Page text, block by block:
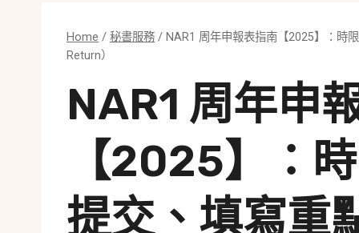
Home / 秘書服務 / NAR1 周年申報表指南【2025】：時
Return）
NAR1 周年申
【2025】：
提交、填寫重